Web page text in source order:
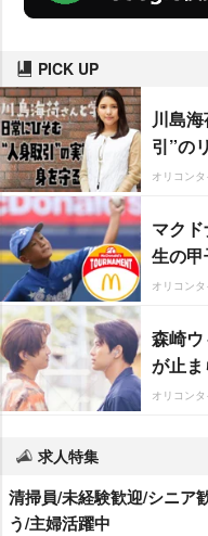
PICK UP
川島
引”の
オリコン
マク
生の甲
オリコン
森崎
が止ま
オリコン
求人特集
清掃員/未経験歓迎/シニア
う/主婦活躍中